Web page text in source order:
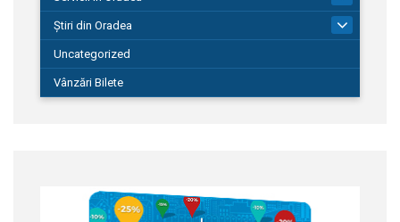
Știri din Oradea
Uncategorized
Vânzări Bilete